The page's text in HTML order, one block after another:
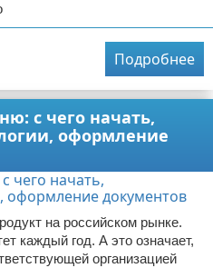
Подробнее
с чего начать,
оформление
на российском рынке.
каждый год. А это означает,
организацией